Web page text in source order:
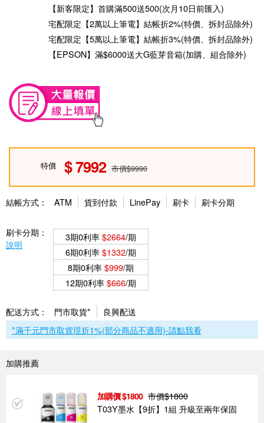
【新客限定】首購滿500送500(次月10日前匯入)
宅配限定【2萬以上筆電】結帳折2%(特價、拆封品除外)
宅配限定【5萬以上筆電】結帳折3%(特價、拆封品除外)
【EPSON】滿$6000送大G藍芽音箱(加購、組合除外)
特價 7992 市價$9990
結帳方式： ATM 貨到付款 LinePay 刷卡 刷卡分期
刷卡分期：
說明
3期0利率$2664/期
6期0利率$1332/期
8期0利率$999/期
12期0利率$666/期
配送方式： 門市取貨*
良興配送
*滿千元門市取貨現折1%(部分商品不適用)-請點我看
加購推薦
1800 市價$1800
T03Y墨水【9折】1組 升級至兩年保固